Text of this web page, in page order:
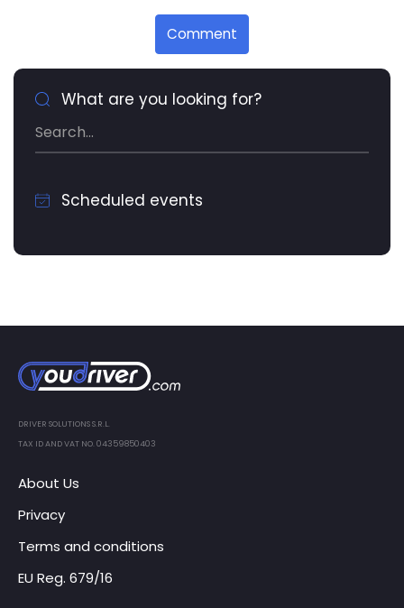
Comment
What are you looking for?
Scheduled events
DRIVER SOLUTIONS S.R.L.
TAX ID AND VAT NO. 04359850403
About Us
Privacy
Terms and conditions
EU Reg. 679/16